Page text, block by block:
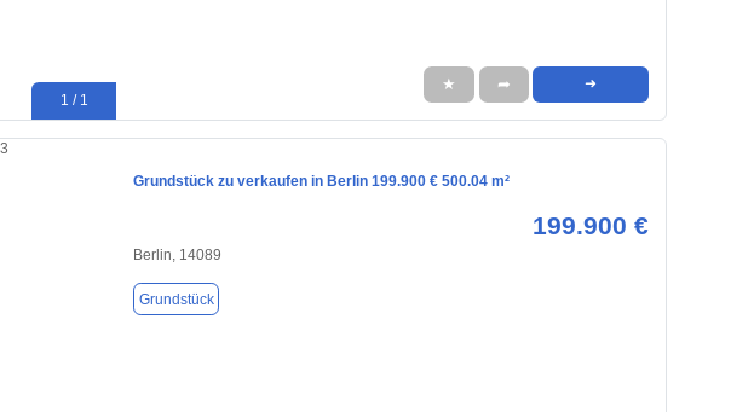
1 / 1
★ ➦ ➜
Grundstück zu verkaufen in Berlin 199.900 € 500.04 m²
199.900 €
Berlin, 14089
Grundstück